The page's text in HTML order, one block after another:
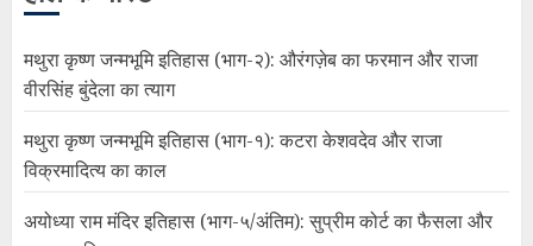
मथुरा कृष्ण जन्मभूमि इतिहास (भाग-२): औरंगज़ेब का फरमान और राजा
वीरसिंह बुंदेला का त्याग
मथुरा कृष्ण जन्मभूमि इतिहास (भाग-१): कटरा केशवदेव और राजा
विक्रमादित्य का काल
अयोध्या राम मंदिर इतिहास (भाग-५/अंतिम): सुप्रीम कोर्ट का फैसला और